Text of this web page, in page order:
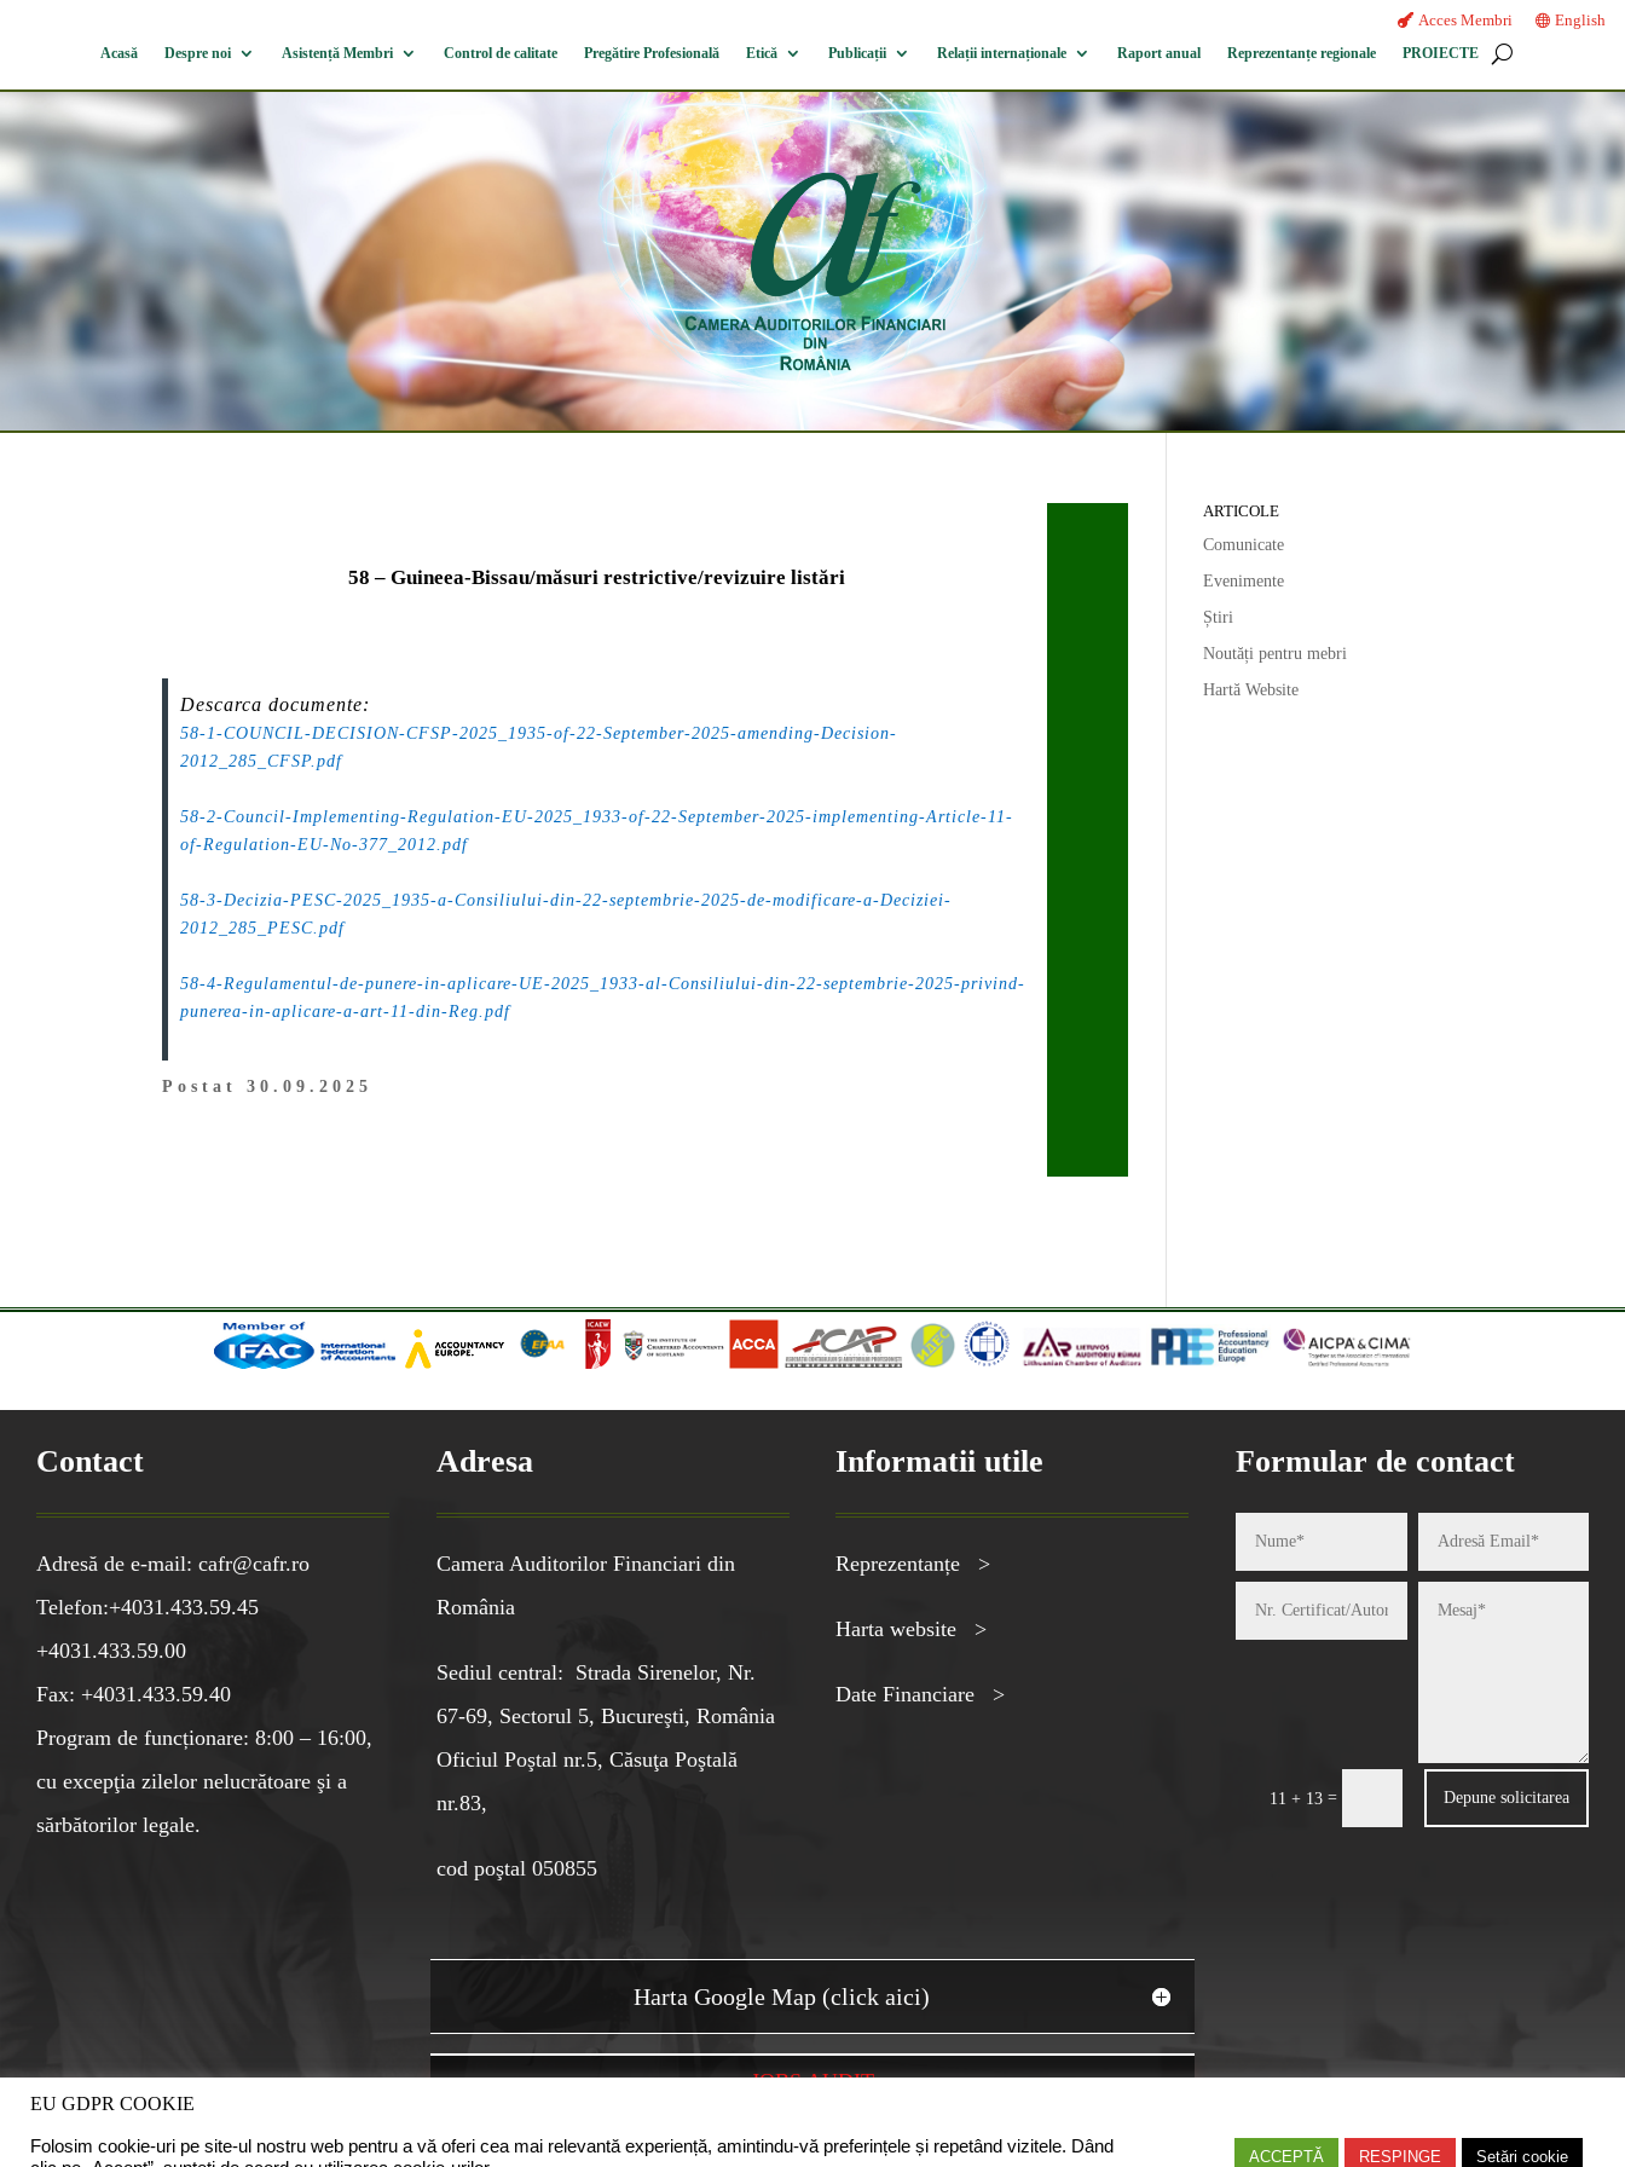
Acces Membri English
Acasă Despre noi Asistență Membri Control de calitate Pregătire Profesională Etică Publicații Relații internaționale Raport anual Reprezentanțe regionale PROIECTE
58 – Guineea-Bissau/măsuri restrictive/revizuire listări
Descarca documente:
58-1-COUNCIL-DECISION-CFSP-2025_1935-of-22-September-2025-amending-Decision-
2012_285_CFSP.pdf
58-2-Council-Implementing-Regulation-EU-2025_1933-of-22-September-2025-implementing-Article-11-
of-Regulation-EU-No-377_2012.pdf
58-3-Decizia-PESC-2025_1935-a-Consiliului-din-22-septembrie-2025-de-modificare-a-Deciziei-
2012_285_PESC.pdf
58-4-Regulamentul-de-punere-in-aplicare-UE-2025_1933-al-Consiliului-din-22-septembrie-2025-privind-
punerea-in-aplicare-a-art-11-din-Reg.pdf
Postat 30.09.2025
ARTICOLE
Comunicate
Evenimente
Știri
Noutăți pentru mebri
Hartă Website
Contact
Adresă de e-mail: cafr@cafr.ro
Telefon:+4031.433.59.45
+4031.433.59.00
Fax: +4031.433.59.40
Program de funcționare: 8:00 – 16:00,
cu excepţia zilelor nelucrătoare şi a
sărbătorilor legale.
Adresa
Camera Auditorilor Financiari din
România
Sediul central: Strada Sirenelor, Nr.
67-69, Sectorul 5, Bucureşti, România
Oficiul Poştal nr.5, Căsuţa Poştală
nr.83,
cod poştal 050855
Informatii utile
Reprezentanțe >
Harta website >
Date Financiare >
Formular de contact
11 + 13= Depune solicitarea
Harta Google Map (click aici)
JOBS AUDIT
EU GDPR COOKIE
Folosim cookie-uri pe site-ul nostru web pentru a vă oferi cea mai relevantă experiență, amintindu-vă preferințele și repetând vizitele. Dând
ACCEPTĂ RESPINGE Setări cookie